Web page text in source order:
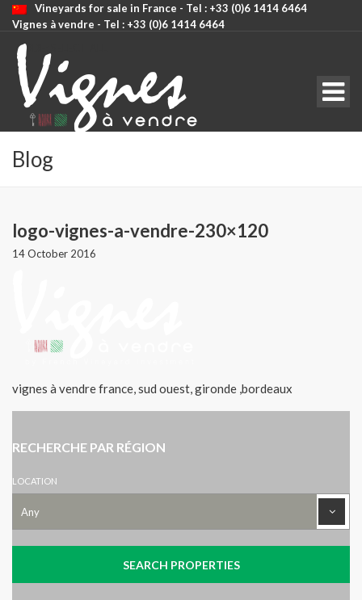
Vineyards for sale in France - Tel : +33 (0)6 1414 6464
Vignes à vendre - Tel : +33 (0)6 1414 6464
CODE: SELECT ALL
Blog
logo-vignes-a-vendre-230×120
14 October 2016
vignes à vendre france, sud ouest, gironde ,bordeaux
RECHERCHE PAR RÉGION
LOCATION